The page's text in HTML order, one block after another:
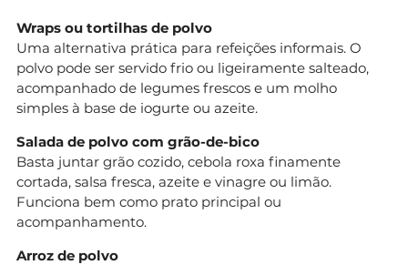
Wraps ou tortilhas de polvo
Uma alternativa prática para refeições informais. O
polvo pode ser servido frio ou ligeiramente salteado,
acompanhado de legumes frescos e um molho
simples à base de iogurte ou azeite.
Salada de polvo com grão-de-bico
Basta juntar grão cozido, cebola roxa finamente
cortada, salsa fresca, azeite e vinagre ou limão.
Funciona bem como prato principal ou
acompanhamento.
Arroz de polvo